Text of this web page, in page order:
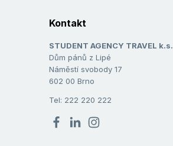
Kontakt
STUDENT AGENCY TRAVEL k.s.
Dům pánů z Lipé
Náměstí svobody 17
602 00 Brno
Tel: 222 220 222